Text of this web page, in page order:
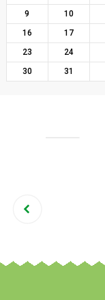
9
10
16
17
23
24
30
31